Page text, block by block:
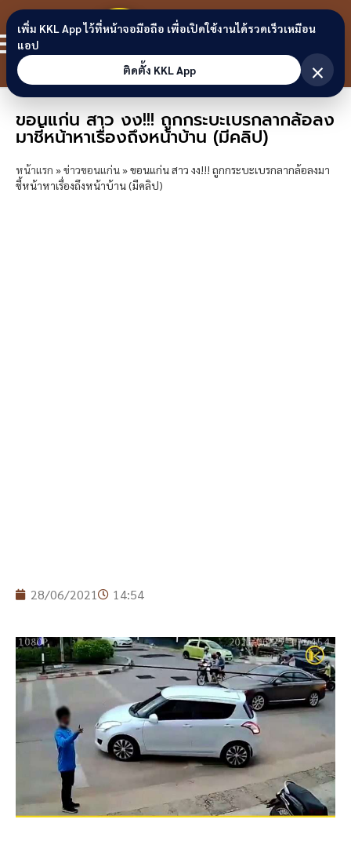
Skip to content
ขอนแก่น
ลิงก์
ขอนแก่น สาว งง!!! ถูกกระบะเบรกลากล้อลง
มาชี้หน้าหาเรื่องถึงหน้าบ้าน (มีคลิป)
หน้าแรก »ข่าวขอนแก่น»ขอนแก่น สาว งง!!! ถูกกระบะเบรกลากล้อลงมา
ชี้หน้าหาเรื่องถึงหน้าบ้าน (มีคลิป)
28/06/2021 14:54
เพิ่ม KKL App ไว้ที่หน้าจอมือถือ เพื่อเปิดใช้งานได้รวดเร็วเหมือน
แอป
ติดตั้ง KKL App
×